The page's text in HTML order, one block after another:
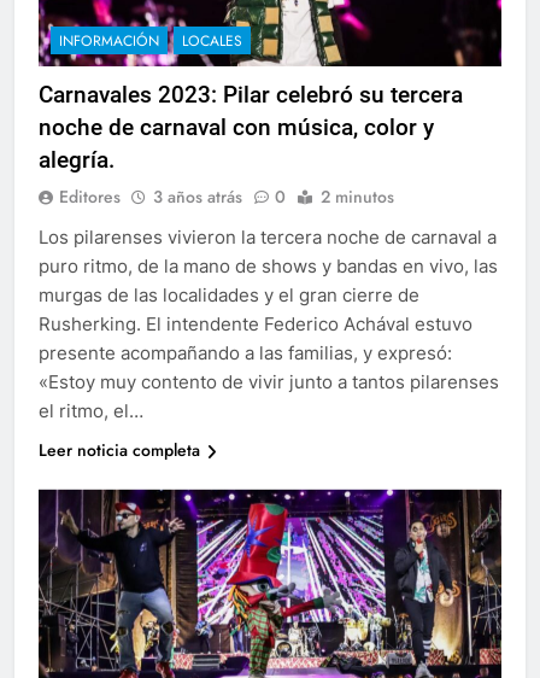
INFORMACIÓN LOCALES
Carnavales 2023: Pilar celebró su tercera
noche de carnaval con música, color y
alegría.
Editores 3 años atrás 0 2 minutos
Los pilarenses vivieron la tercera noche de carnaval a
puro ritmo, de la mano de shows y bandas en vivo, las
murgas de las localidades y el gran cierre de
Rusherking. El intendente Federico Achával estuvo
presente acompañando a las familias, y expresó:
«Estoy muy contento de vivir junto a tantos pilarenses
el ritmo, el…
Leer noticia completa